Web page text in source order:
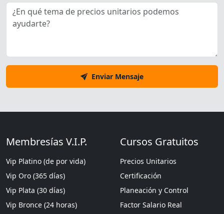
Enviar Mensaje
Membresías V.I.P.
Vip Platino (de por vida)
Vip Oro (365 días)
Vip Plata (30 días)
Vip Bronce (24 horas)
Cursos Gratuitos
Precios Unitarios
Certificación
Planeación y Control
Factor Salario Real